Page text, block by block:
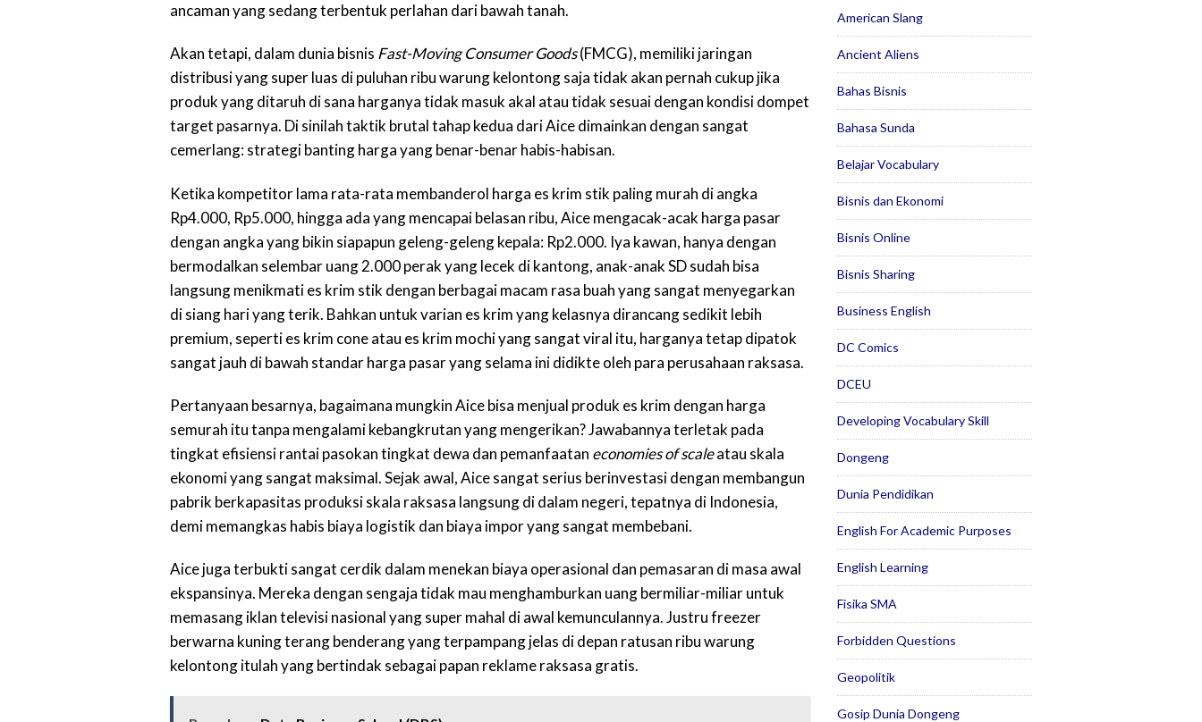
ancaman yang sedang terbentuk perlahan dari bawah tanah.
Akan tetapi, dalam dunia bisnis Fast-Moving Consumer Goods(FMCG), memiliki jaringan
distribusi yang super luas di puluhan ribu warung kelontong saja tidak akan pernah cukup jika
produk yang ditaruh di sana harganya tidak masuk akal atau tidak sesuai dengan kondisi dompet
target pasarnya. Di sinilah taktik brutal tahap kedua dari Aice dimainkan dengan sangat
cemerlang: strategi banting harga yang benar-benar habis-habisan.
Ketika kompetitor lama rata-rata membanderol harga es krim stik paling murah di angka
Rp4.000, Rp5.000, hingga ada yang mencapai belasan ribu, Aice mengacak-acak harga pasar
dengan angka yang bikin siapapun geleng-geleng kepala: Rp2.000. Iya kawan, hanya dengan
bermodalkan selembar uang 2.000 perak yang lecek di kantong, anak-anak SD sudah bisa
langsung menikmati es krim stik dengan berbagai macam rasa buah yang sangat menyegarkan
di siang hari yang terik. Bahkan untuk varian es krim yang kelasnya dirancang sedikit lebih
premium, seperti es krim cone atau es krim mochi yang sangat viral itu, harganya tetap dipatok
sangat jauh di bawah standar harga pasar yang selama ini didikte oleh para perusahaan raksasa.
Pertanyaan besarnya, bagaimana mungkin Aice bisa menjual produk es krim dengan harga
semurah itu tanpa mengalami kebangkrutan yang mengerikan? Jawabannya terletak pada
tingkat efisiensi rantai pasokan tingkat dewa dan pemanfaatan economies of scaleatau skala
ekonomi yang sangat maksimal. Sejak awal, Aice sangat serius berinvestasi dengan membangun
pabrik berkapasitas produksi skala raksasa langsung di dalam negeri, tepatnya di Indonesia,
demi memangkas habis biaya logistik dan biaya impor yang sangat membebani.
Aice juga terbukti sangat cerdik dalam menekan biaya operasional dan pemasaran di masa awal
ekspansinya. Mereka dengan sengaja tidak mau menghamburkan uang bermiliar-miliar untuk
memasang iklan televisi nasional yang super mahal di awal kemunculannya. Justru freezer
berwarna kuning terang benderang yang terpampang jelas di depan ratusan ribu warung
kelontong itulah yang bertindak sebagai papan reklame raksasa gratis.
American Slang
Ancient Aliens
Bahas Bisnis
Bahasa Sunda
Belajar Vocabulary
Bisnis dan Ekonomi
Bisnis Online
Bisnis Sharing
Business English
DC Comics
DCEU
Developing Vocabulary Skill
Dongeng
Dunia Pendidikan
English For Academic Purposes
English Learning
Fisika SMA
Forbidden Questions
Geopolitik
Gosip Dunia Dongeng